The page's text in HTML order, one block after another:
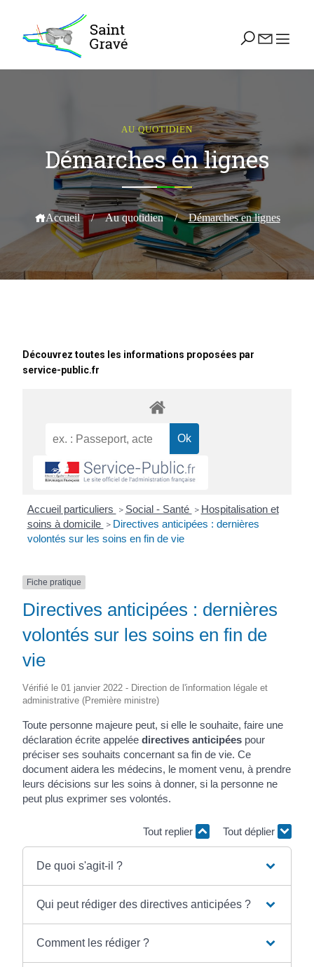
AU QUOTIDIEN
Démarches en lignes
Accueil / Au quotidien / Démarches en lignes
Découvrez toutes les informations proposées par
service-public.fr
Accueil particuliers > Social - Santé > Hospitalisation et
soins à domicile > Directives anticipées : dernières
volontés sur les soins en fin de vie
Fiche pratique
Directives anticipées : dernières
volontés sur les soins en fin de
vie
Vérifié le 01 janvier 2022 - Direction de l'information légale et
administrative (Première ministre)
Toute personne majeure peut, si elle le souhaite, faire une
déclaration écrite appelée directives anticipées pour
préciser ses souhaits concernant sa fin de vie. Ce
document aidera les médecins, le moment venu, à prendre
leurs décisions sur les soins à donner, si la personne ne
peut plus exprimer ses volontés.
Tout replier Tout déplier
De quoi s'agit-il ?
Qui peut rédiger des directives anticipées ?
Comment les rédiger ?